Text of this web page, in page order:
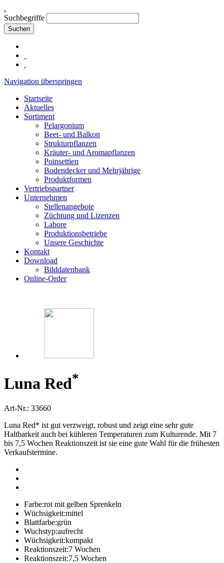
.
Suchbegriffe
Suchen
Navigation überspringen
Startseite
Aktuelles
Sortiment
Pelargonium
Beet- und Balkon
Strukturpflanzen
Kräuter- und Aromapflanzen
Poinsettien
Bodendecker und Mehrjährige
Produktformen
Vertriebspartner
Unternehmen
Stellenangebote
Züchtung und Lizenzen
Labore
Produktionsbetriebe
Unsere Geschichte
Kontakt
Download
Bilddatenbank
Online-Order
Luna Red*
Art-Nr.: 33660
Luna Red* ist gut verzweigt, robust und zeigt eine sehr gute
Haltbarkeit auch bei kühleren Temperaturen zum Kulturende. Mit 7
bis 7,5 Wochen Reaktionszeit ist sie eine gute Wahl für die frühesten
Verkaufstermine.
Farbe:rot mit gelben Sprenkeln
Wüchsigkeit:mittel
Blattfarbe:grün
Wuchstyp:aufrecht
Wüchsigkeit:kompakt
Reaktionszeit:7 Wochen
Reaktionszeit:7,5 Wochen